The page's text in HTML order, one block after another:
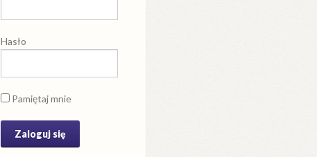
Hasło
Pamiętaj mnie